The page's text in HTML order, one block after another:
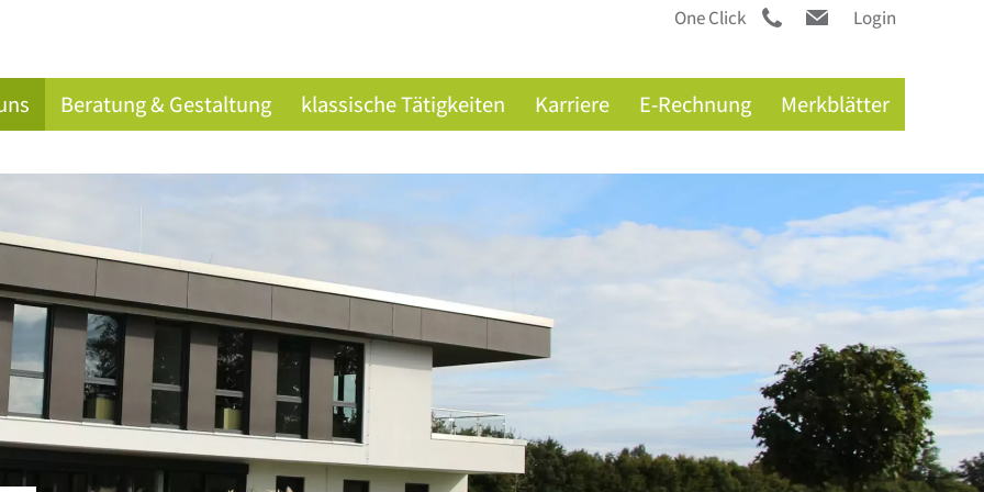
Login
One Click
Beratung & Gestaltung klassische Tätigkeiten Karriere E-Rechnung Merkblätter